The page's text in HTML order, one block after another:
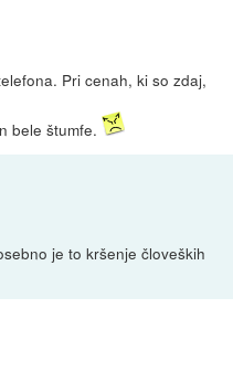
Pri cenah, ki so zdaj,
bele štumfe.
je to kršenje človeških